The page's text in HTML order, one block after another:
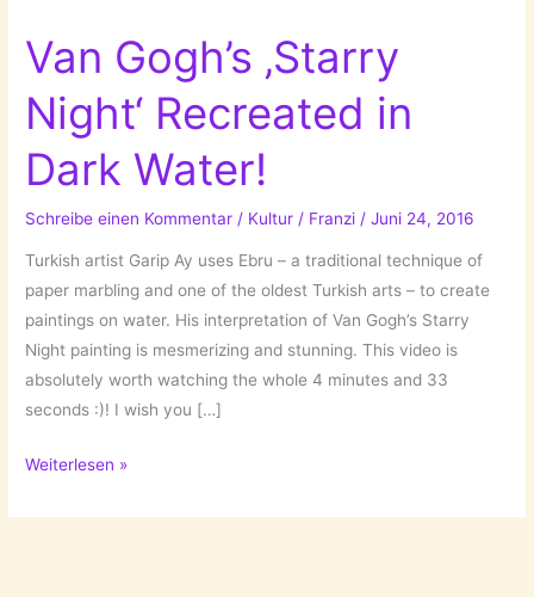
Van Gogh’s ‚Starry
Night‘ Recreated in
Dark Water!
Schreibe einen Kommentar / Kultur / Franzi /Juni 24, 2016
Turkish artist Garip Ay uses Ebru – a traditional technique of
paper marbling and one of the oldest Turkish arts – to create
paintings on water. His interpretation of Van Gogh’s Starry
Night painting is mesmerizing and stunning. This video is
absolutely worth watching the whole 4 minutes and 33
seconds :)! I wish you […]
Van
‚Starry
Weiterlesen »